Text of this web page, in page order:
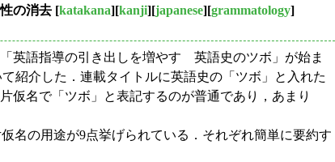
の消去 [katakana][kanji][japanese][grammatology]
英語指導の引き出しを増やす 英語史のツボ」が始ま
紹介した．連載タイトルに英語史の「ツボ」と入れた
仮名で「ツボ」と表記するのが普通であり，あまり
名の用途が9点挙げられている．それぞれ簡単に要約す